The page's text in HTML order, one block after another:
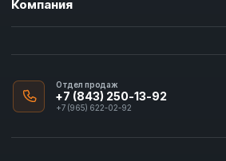
Компания
Отдел продаж
+7 (843) 250-13-92
+7 (965) 622-02-92